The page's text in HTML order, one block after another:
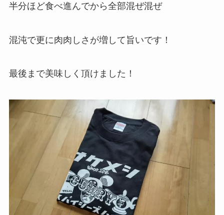
半分ほど食べ進んでから全部混ぜ混ぜ
混沌で更に肉肉しさが増して旨いです！
最後まで美味しく頂けました！